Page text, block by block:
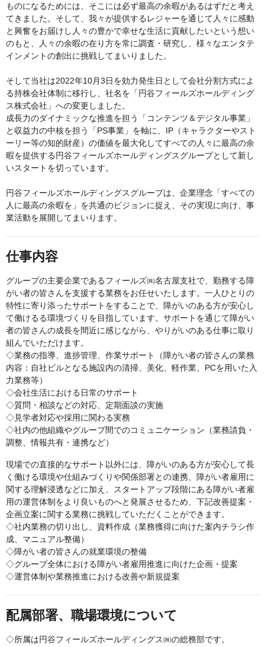
ものになるためには、そこには必ず最高の余暇があるはずだと考え
てきました。そして、我々が提供するレジャーを通じて人々に感動
と興奮をお届けし人々の豊かで幸せな生活に貢献したいという想い
のもと、人々の余暇の在り方を常に調査・研究し、様々なエンタテ
インメントの創出に挑戦してまいりました。
そして当社は2022年10月3日を効力発生日として会社分割方式によ
る持株会社体制に移行し、社名を「円谷フィールズホールディング
ス株式会社」への変更しました。
成長力のダイナミックな推進を担う「コンテンツ＆デジタル事業」
と収益力の中核を担う「PS事業」を軸に、IP（キャラクターやスト
ーリー等の知的財産）の価値を最大化してすべての人々に最高の余
暇を提供する円谷フィールズホールディングスグループとして新し
いスタートを切っています。
円谷フィールズホールディングスグループは、企業理念「すべての
人に最高の余暇を」を共通のビジョンに捉え、その実現に向け、事
業活動を展開してまいります。
仕事内容
グループの主要企業であるフィールズ㈱名古屋支社で、勤務する障
がい者の皆さんを支援する業務をお任せいたします。一人ひとりの
特性に寄り添ったサポートをすることで、障がいのある方が安心し
て働けるる環境づくりを目指しています。サポートを通じて障がい
者の皆さんの成長を間近に感じながら、やりがいのある仕事に取り
組んでいただけます。
◇業務の指導、進捗管理、作業サポート（障がい者の皆さんの業務
内容：自社ビルとなる施設内の清掃、美化、軽作業、PCを用いた入
力業務等）
◇会社生活における日常のサポート
◇質問・相談などの対応、定期面談の実施
◇見学者対応や採用に関わる実務
◇社内の他組織やグループ間でのコミュニケーション（業務請負・
調整、情報共有・連携など）
現場での直接的なサポート以外には、障がいのある方が安心して長
く働ける環境や仕組みづくりや関係部署との連携、障がい者雇用に
関する理解浸透などに加え、スタートアップ段階にある障がい者雇
用の運営体制をより良いものへと発展させるため、下記改善提案・
企画立案に関する業務に挑戦していただくことができます。
◇社内業務の切り出し、資料作成（業務獲得に向けた案内チラシ作
成、マニュアル整備）
◇障がい者の皆さんの就業環境の整備
◇グループ全体における障がい者雇用推進に向けた企画・提案
◇運営体制や業務推進における改善や新規提案
配属部署、職場環境について
◇所属は円谷フィールズホールディングス㈱の総務部です。